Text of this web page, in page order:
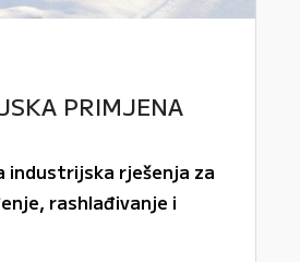
PRIMJENA
industrijska rješenja za
rashlađivanje i